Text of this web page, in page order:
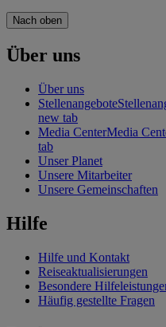
Nach oben
Über uns
Über uns
Stellenangebote
new tab
Media CenterMedia
tab
Unser Planet
Unsere Mitarbeiter
Unsere Gemeinschaften
Hilfe
Hilfe und Kontakt
Reiseaktualisierungen
Besondere
Häufig gestellte Fragen